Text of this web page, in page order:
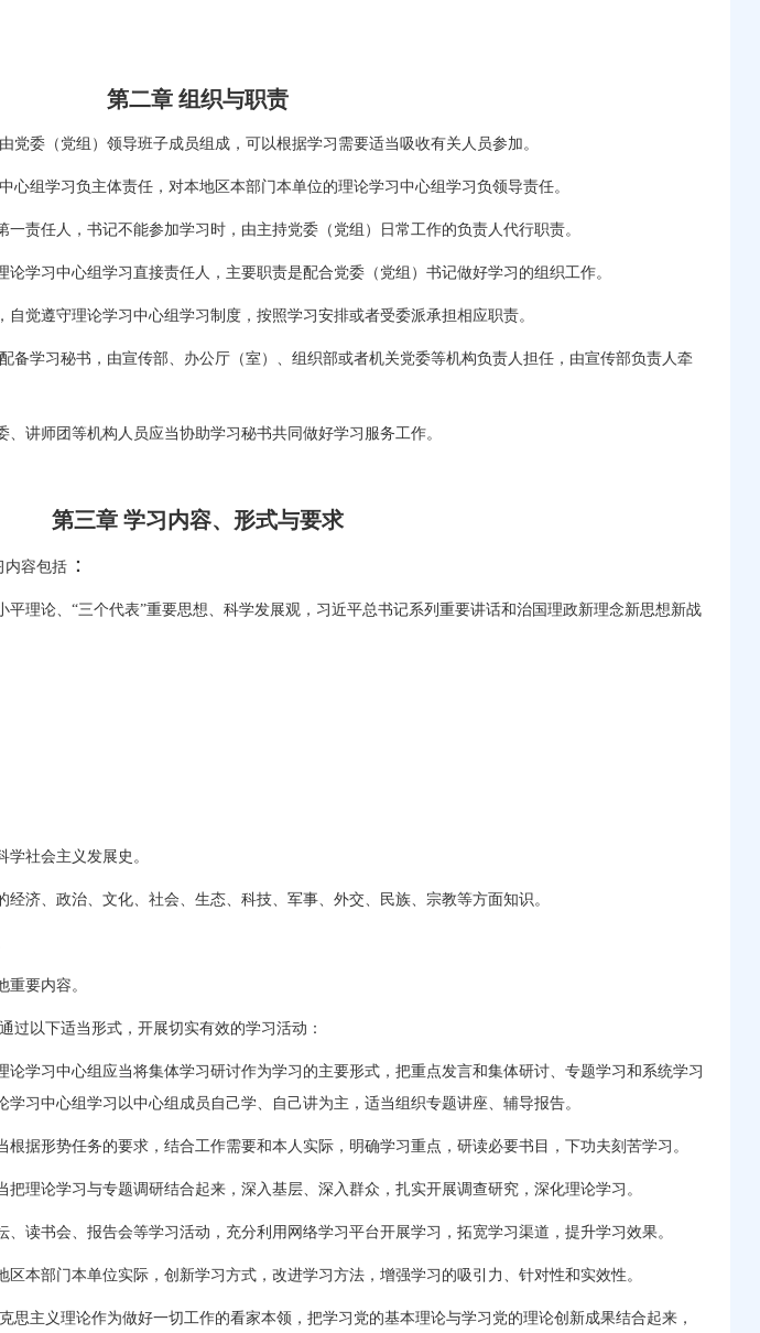
第二章 组织与职责
党委（党组）领导班子成员组成，可以根据学习需要适当吸收有关人员参加。
组学习负主体责任，对本地区本部门本单位的理论学习中心组学习负领导责任。
任人，书记不能参加学习时，由主持党委（党组）日常工作的负责人代行职责。
习中心组学习直接责任人，主要职责是配合党委（党组）书记做好学习的组织工作。
遵守理论学习中心组学习制度，按照学习安排或者受委派承担相应职责。
学习秘书，由宣传部、办公厅（室）、组织部或者机关党委等机构负责人担任，由宣传部负责人牵
师团等机构人员应当协助学习秘书共同做好学习服务工作。
第三章 学习内容、形式与要求
内容包括 ：
论、“三个代表”重要思想、科学发展观，习近平总书记系列重要讲话和治国理政新理念新思想新战
社会主义发展史。
、政治、文化、社会、生态、科技、军事、外交、民族、宗教等方面知识。
要内容。
过以下适当形式，开展切实有效的学习活动：
习中心组应当将集体学习研讨作为学习的主要形式，把重点发言和集体研讨、专题学习和系统学习
习中心组学习以中心组成员自己学、自己讲为主，适当组织专题讲座、辅导报告。
形势任务的要求，结合工作需要和本人实际，明确学习重点，研读必要书目，下功夫刻苦学习。
论学习与专题调研结合起来，深入基层、深入群众，扎实开展调查研究，深化理论学习。
书会、报告会等学习活动，充分利用网络学习平台开展学习，拓宽学习渠道，提升学习效果。
部门本单位实际，创新学习方式，改进学习方法，增强学习的吸引力、针对性和实效性。
主义理论作为做好一切工作的看家本领，把学习党的基本理论与学习党的理论创新成果结合起来，